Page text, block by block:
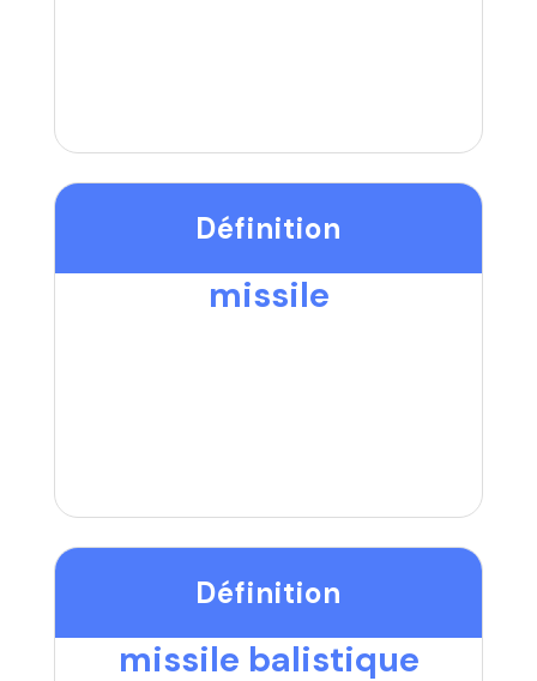
Définition
missile
Définition
missile balistique